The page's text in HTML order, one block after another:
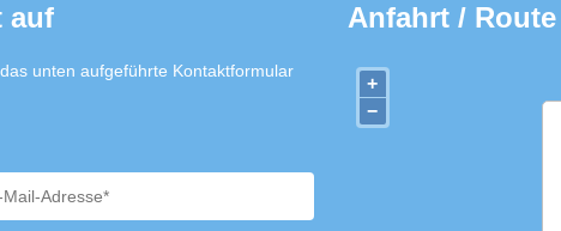
auf
unten aufgeführte Kontaktformular
Anfahrt / Route
+
−